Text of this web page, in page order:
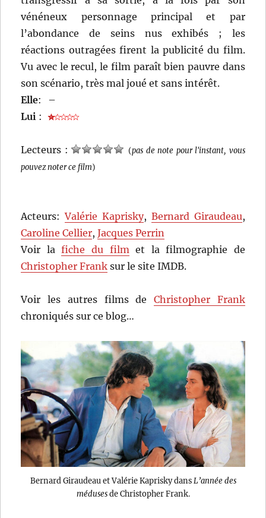
vénéneux personnage principal et par
l’abondance de seins nus exhibés ; les
réactions outragées firent la publicité du film.
Vu avec le recul, le film paraît bien pauvre dans
son scénario, très mal joué et sans intérêt.
Elle:
–
Lui :
Lecteurs : (pas de note pour l'instant, vous
pouvez noter ce film)
Acteurs:Valérie Kaprisky, Bernard Giraudeau,
Caroline Cellier,Jacques Perrin
Voir lafiche du film et la filmographie de
Christopher Frank sur le site IMDB.
Voir les autres films de Christopher Frank
chroniqués sur ce blog…
Bernard Giraudeau et Valérie Kaprisky dansL’année des
médusesde Christopher Frank.